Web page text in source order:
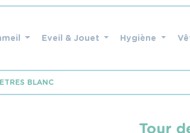
Eveil & Jouet Hygiène
BLANC
Tour